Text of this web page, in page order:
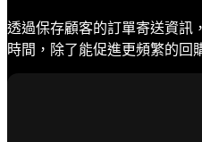
透過保存顧客的訂單寄送資訊
時間，除了能促進更頻繁的回